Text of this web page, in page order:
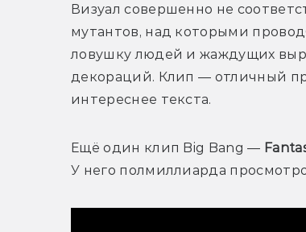
Визуал совершенно не
мутантов, над которыми
ловушку людей и жаждущих
декораций. Клип — отличный
интереснее текста.
Ещё один клип Big Bang —
У него полмиллиарда